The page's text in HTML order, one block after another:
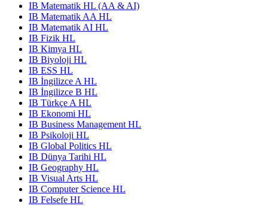
IB Matematik HL (AA & AI)
IB Matematik AA HL
IB Matematik AI HL
IB Fizik HL
IB Kimya HL
IB Biyoloji HL
IB ESS HL
IB İngilizce A HL
IB İngilizce B HL
IB Türkçe A HL
IB Ekonomi HL
IB Business Management HL
IB Psikoloji HL
IB Global Politics HL
IB Dünya Tarihi HL
IB Geography HL
IB Visual Arts HL
IB Computer Science HL
IB Felsefe HL